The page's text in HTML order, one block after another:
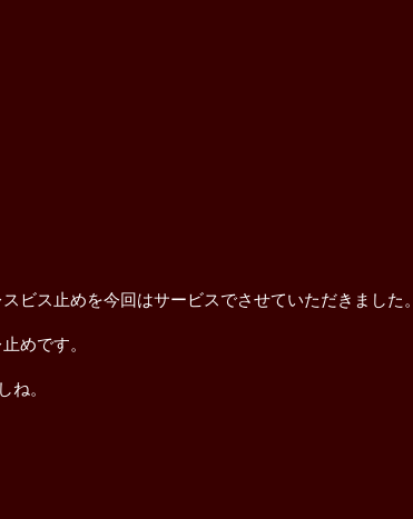
ビス止めを今回はサービスでさせていただきました。
めです。
ね。